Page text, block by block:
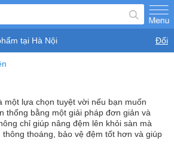
tại Hà Nội Đổi
một lựa chọn tuyệt vời nếu bạn muốn
thống bằng một giải pháp đơn giản và
chỉ giúp nâng đệm lên khỏi sàn mà
thoáng, bảo vệ đệm tốt hơn và giúp